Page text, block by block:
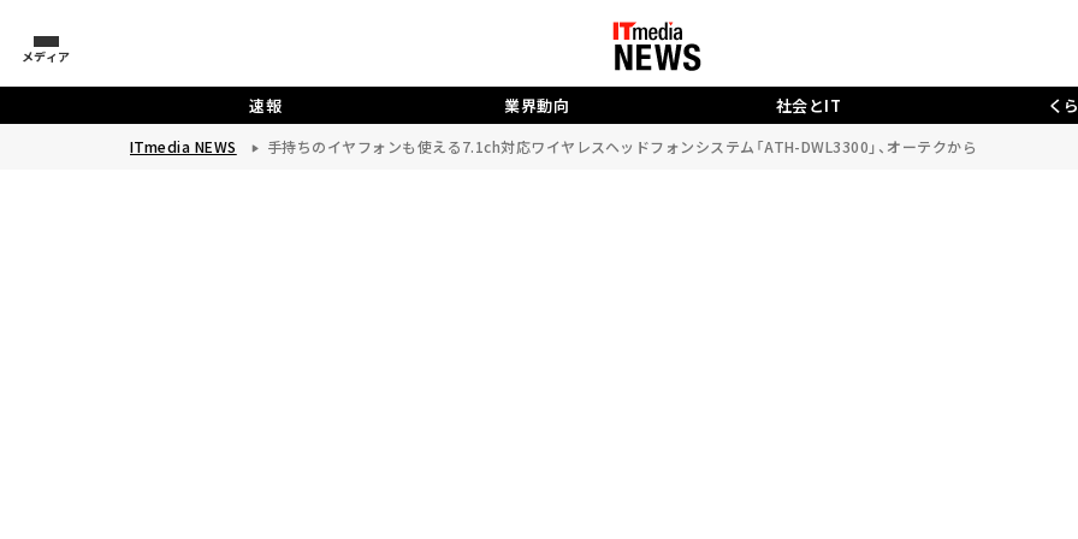
メディア
速報 業界動向 社会とIT く
ITmedia NEWS 手持ちのイヤフォンも使える7.1ch対応ワイヤレスヘッドフォンシステム「ATH-DWL3300」、オーテクから